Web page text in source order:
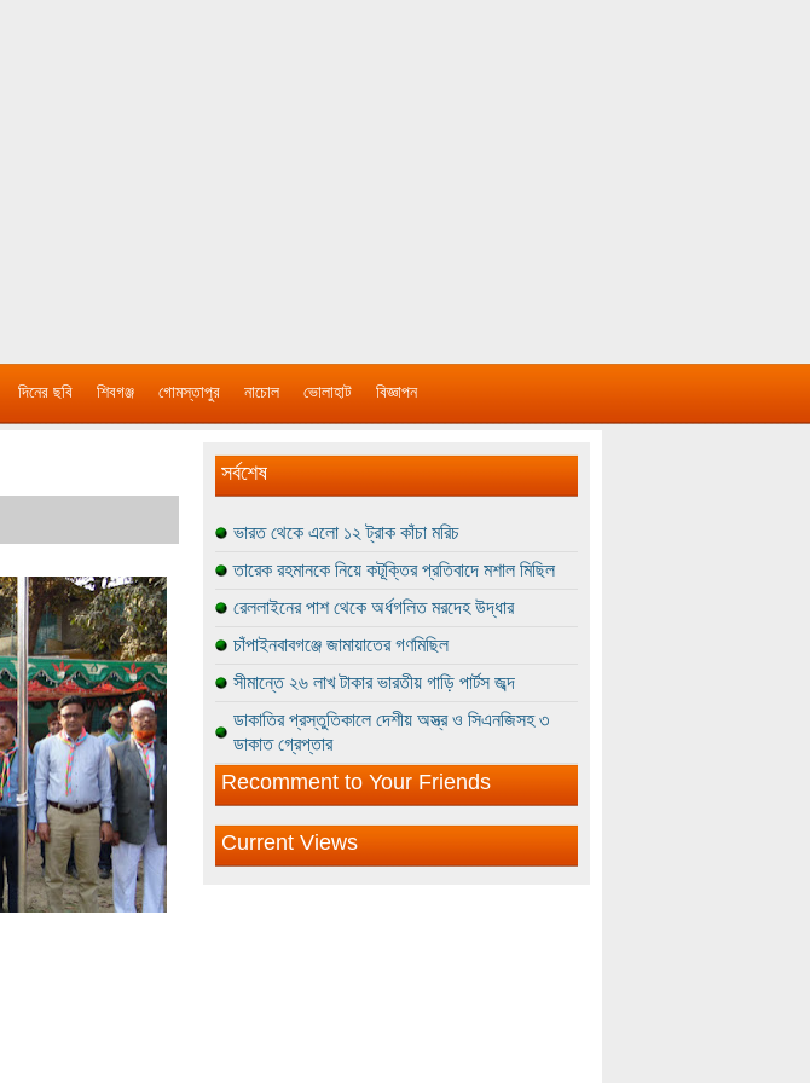
দিনের ছবি শিবগঞ্জ গোমস্তাপুর নাচোল ভোলাহাট বিজ্ঞাপন
সর্বশেষ
ভারত থেকে এলো ১২ ট্রাক কাঁচা মরিচ
তারেক রহমানকে নিয়ে কটূক্তির প্রতিবাদে মশাল মিছিল
রেললাইনের পাশ থেকে অর্ধগলিত মরদেহ উদ্ধার
চাঁপাইনবাবগঞ্জে জামায়াতের গণমিছিল
সীমান্তে ২৬ লাখ টাকার ভারতীয় গাড়ি পার্টস জব্দ
ডাকাতির প্রস্তুতিকালে দেশীয় অস্ত্র ও সিএনজিসহ ৩
ডাকাত গ্রেপ্তার
Recomment to Your Friends
Current Views